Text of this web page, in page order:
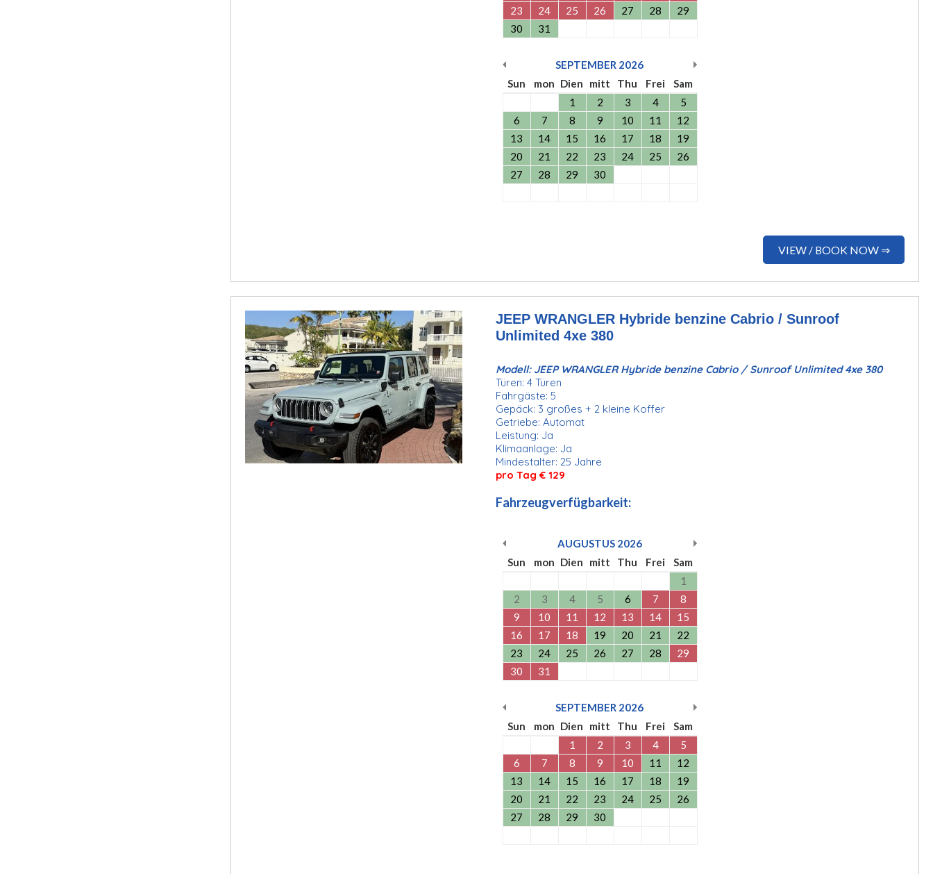
VIEW / BOOK NOW ⇒
23
24 25 26 27 28
29
30
31
SEPTEMBER 2026
Sun
mon Dien mitt Thu Frei
Sam
1
2 3 4
5
6
7 8 9 10 11
12
13
14 15 16 17 18
19
20
21 22 23 24 25
26
27
28 29 30
JEEP WRANGLER Hybride benzine Cabrio / Sunroof
Unlimited 4xe 380
Modell: JEEP WRANGLER Hybride benzine Cabrio / Sunroof Unlimited 4xe 380
Türen: 4 Türen
Fahrgäste: 5
Gepäck: 3 großes + 2 kleine Koffer
Getriebe: Automat
Leistung: Ja
Klimaanlage: Ja
Mindestalter: 25 Jahre
pro Tag € 129
Fahrzeugverfügbarkeit:
AUGUSTUS 2026
Sun
mon Dien mitt Thu Frei
Sam
1
2
3 4 5 6 7
8
9
10 11 12 13 14
15
16
17 18 19 20 21
22
23
24 25 26 27 28
29
30
31
SEPTEMBER 2026
Sun
mon Dien mitt Thu Frei
Sam
1
2 3 4
5
6
7 8 9 10 11
12
13
14 15 16 17 18
19
20
21 22 23 24 25
26
27
28 29 30